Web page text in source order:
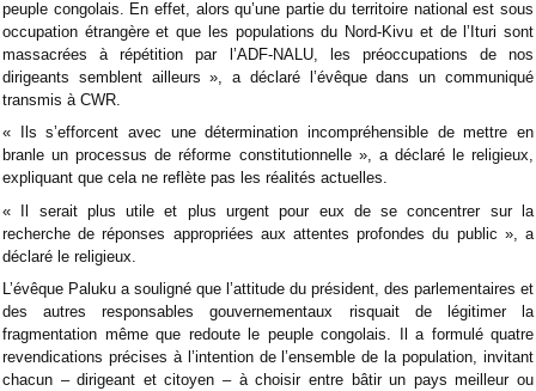
peuple congolais. En effet, alors qu’une partie du territoire national est sous
occupation étrangère et que les populations du Nord-Kivu et de l’Ituri sont
massacrées à répétition par l’ADF-NALU, les préoccupations de nos
dirigeants semblent ailleurs », a déclaré l’évêque dans un communiqué
transmis à CWR.
« Ils s’efforcent avec une détermination incompréhensible de mettre en
branle un processus de réforme constitutionnelle », a déclaré le religieux,
expliquant que cela ne reflète pas les réalités actuelles.
« Il serait plus utile et plus urgent pour eux de se concentrer sur la
recherche de réponses appropriées aux attentes profondes du public », a
déclaré le religieux.
L’évêque Paluku a souligné que l’attitude du président, des parlementaires et
des autres responsables gouvernementaux risquait de légitimer la
fragmentation même que redoute le peuple congolais. Il a formulé quatre
revendications précises à l’intention de l’ensemble de la population, invitant
chacun – dirigeant et citoyen – à choisir entre bâtir un pays meilleur ou